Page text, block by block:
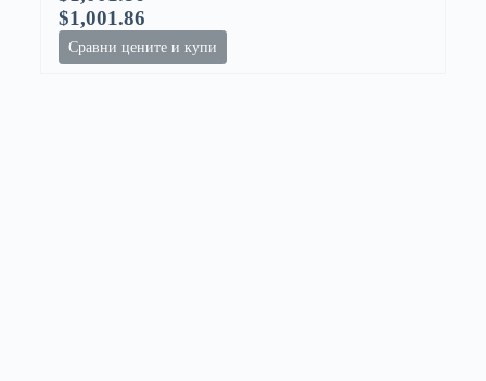
$1,001.86
Сравни цените и купи